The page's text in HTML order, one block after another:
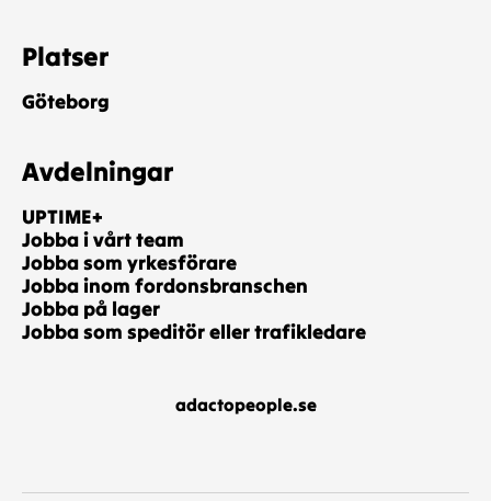
Platser
Göteborg
Avdelningar
UPTIME+
Jobba i vårt team
Jobba som yrkesförare
Jobba inom fordonsbranschen
Jobba på lager
Jobba som speditör eller trafikledare
adactopeople.se